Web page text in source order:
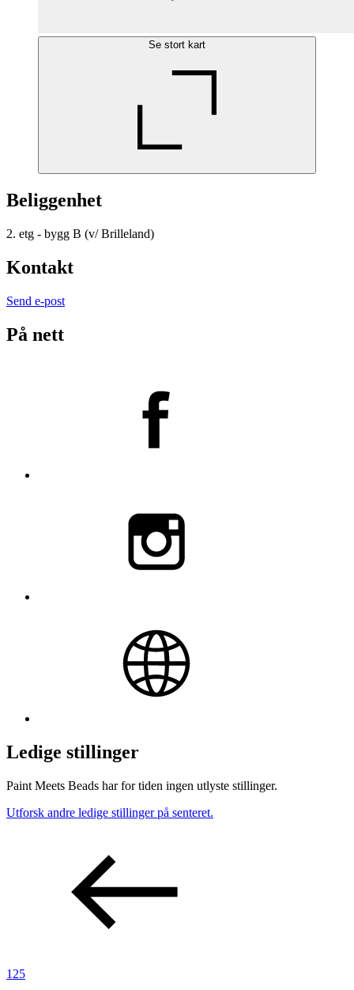
Se stort kart
Beliggenhet
2. etg - bygg B (v/ Brilleland)
Kontakt
Send e-post
På nett
Ledige stillinger
Paint Meets Beads har for tiden ingen utlyste stillinger.
Utforsk andre ledige stillinger på senteret.
125